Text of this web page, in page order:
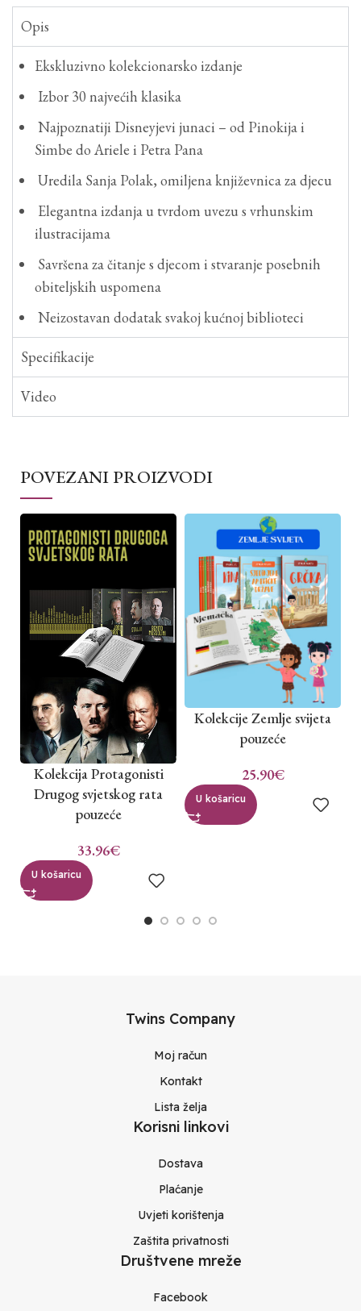
Opis
Ekskluzivno kolekcionarsko izdanje
Izbor 30 najvećih klasika
Najpoznatiji Disneyjevi junaci – od Pinokija i
Simbe do Ariele i Petra Pana
Uredila Sanja Polak, omiljena književnica za djecu
Elegantna izdanja u tvrdom uvezu s vrhunskim
ilustracijama
Savršena za čitanje s djecom i stvaranje posebnih
obiteljskih uspomena
Neizostavan dodatak svakoj kućnoj biblioteci
Specifikacije
Video
POVEZANI PROIZVODI
Kolekcija Protagonisti
Drugog svjetskog rata
pouzeće
33.96€
U košaricu
Kolekcije Zemlje svijeta
pouzeće
25.90€
U košaricu
Twins Company
Moj račun
Kontakt
Lista želja
Korisni linkovi
Dostava
Plaćanje
Uvjeti korištenja
Zaštita privatnosti
Društvene mreže
Facebook